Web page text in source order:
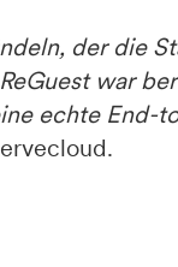
der die
war
echte End-